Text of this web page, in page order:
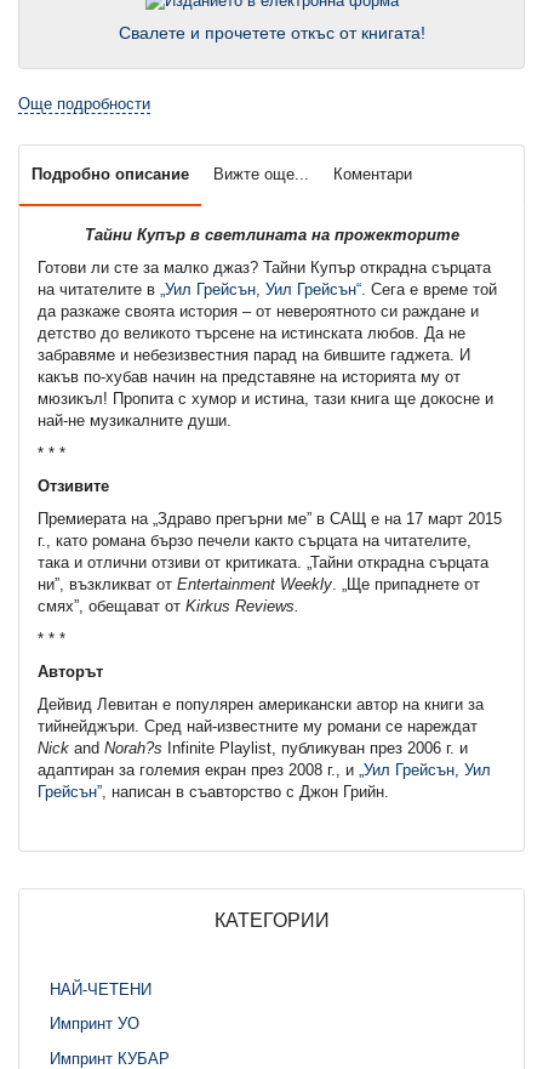
Свалете и прочетете откъс от книгата!
Още подробности
Подробно описание Вижте още... Коментари
Тайни Купър в светлината на прожекторите
Готови ли сте за малко джаз? Тайни Купър открадна сърцата
на читателите в „Уил Грейсън, Уил Грейсън“ . Сега е време той
да разкаже своята история – от невероятното си раждане и
детство до великото търсене на истинската любов. Да не
забравяме и небезизвестния парад на бившите гаджета. И
какъв по-хубав начин на представяне на историята му от
мюзикъл! Пропита с хумор и истина, тази книга ще докосне и
най-не музикалните души.
* * *
Отзивите
Премиерата на „Здраво прегърни ме” в САЩ е на 17 март 2015
г., като романа бързо печели както сърцата на читателите,
така и отлични отзиви от критиката. „Тайни открадна сърцата
ни”, възкликват от Entertainment Weekly . „Ще припаднете от
смях”, обещават от Kirkus Reviews.
* * *
Авторът
Дейвид Левитан е популярен американски автор на книги за
тийнейджъри. Сред най-известните му романи се нареждат
Nick and Norah?s Infinite Playlist, публикуван през 2006 г. и
адаптиран за големия екран през 2008 г., и „Уил Грейсън, Уил
Грейсън” , написан в съавторство с Джон Грийн.
КАТЕГОРИИ
НАЙ-ЧЕТЕНИ
Импринт УО
Импринт КУБАР